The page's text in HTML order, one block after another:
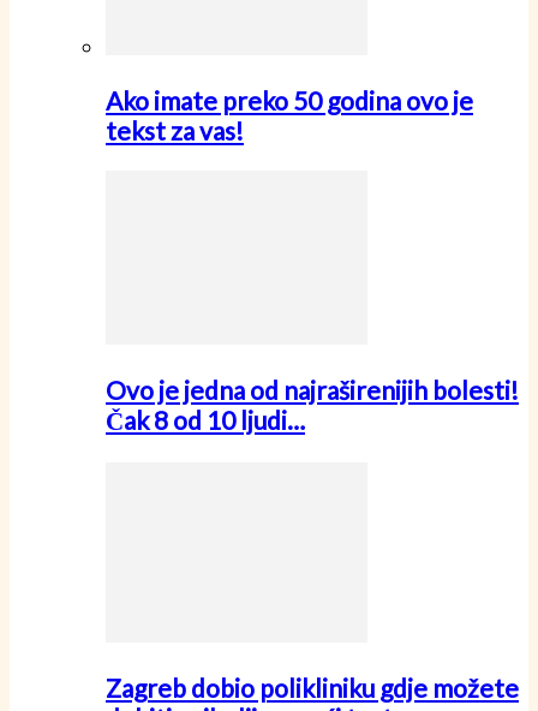
Ako imate preko 50 godina ovo je
tekst za vas!
Ovo je jedna od najraširenijih bolesti!
Čak 8 od 10 ljudi…
Zagreb dobio polikliniku gdje možete